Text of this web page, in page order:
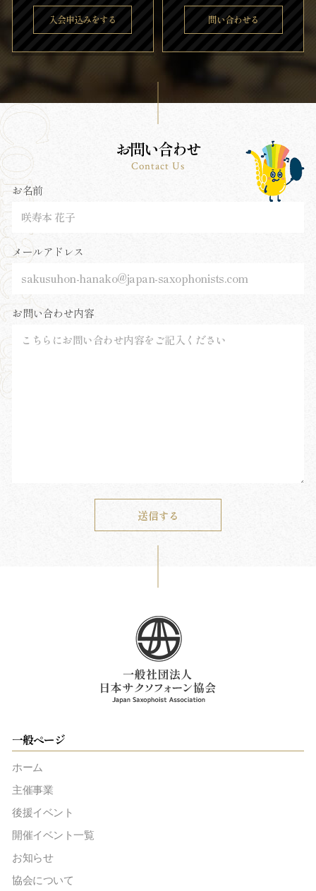
入会申込みをする 問い合わせる
お問い合わせ
Contact Us
お名前
メールアドレス
お問い合わせ内容
一般ページ
ホーム
主催事業
後援イベント
開催イベント一覧
お知らせ
協会について